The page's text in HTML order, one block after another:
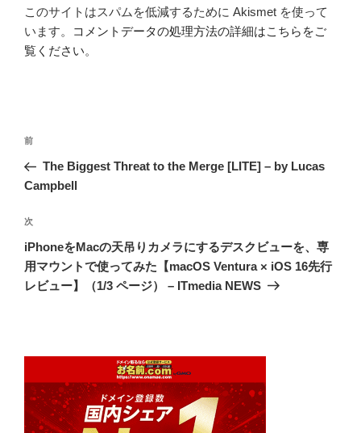
このサイトはスパムを低減するために Akismet を使って
います。
コメントデータの処理方法の詳細はこちらをご
覧ください。
投
ナ
ゲ
ー
シ
ョ
前
の
投
前
The Biggest Threat to the Merge [LITE] – by Lucas
Campbell
次
の
投
稿
次
iPhoneをMacの天吊りカメラにするデスクビューを、専
用マウントで使ってみた【macOS Ventura × iOS 16先行
レビュー】（1/3 ページ） – ITmedia NEWS